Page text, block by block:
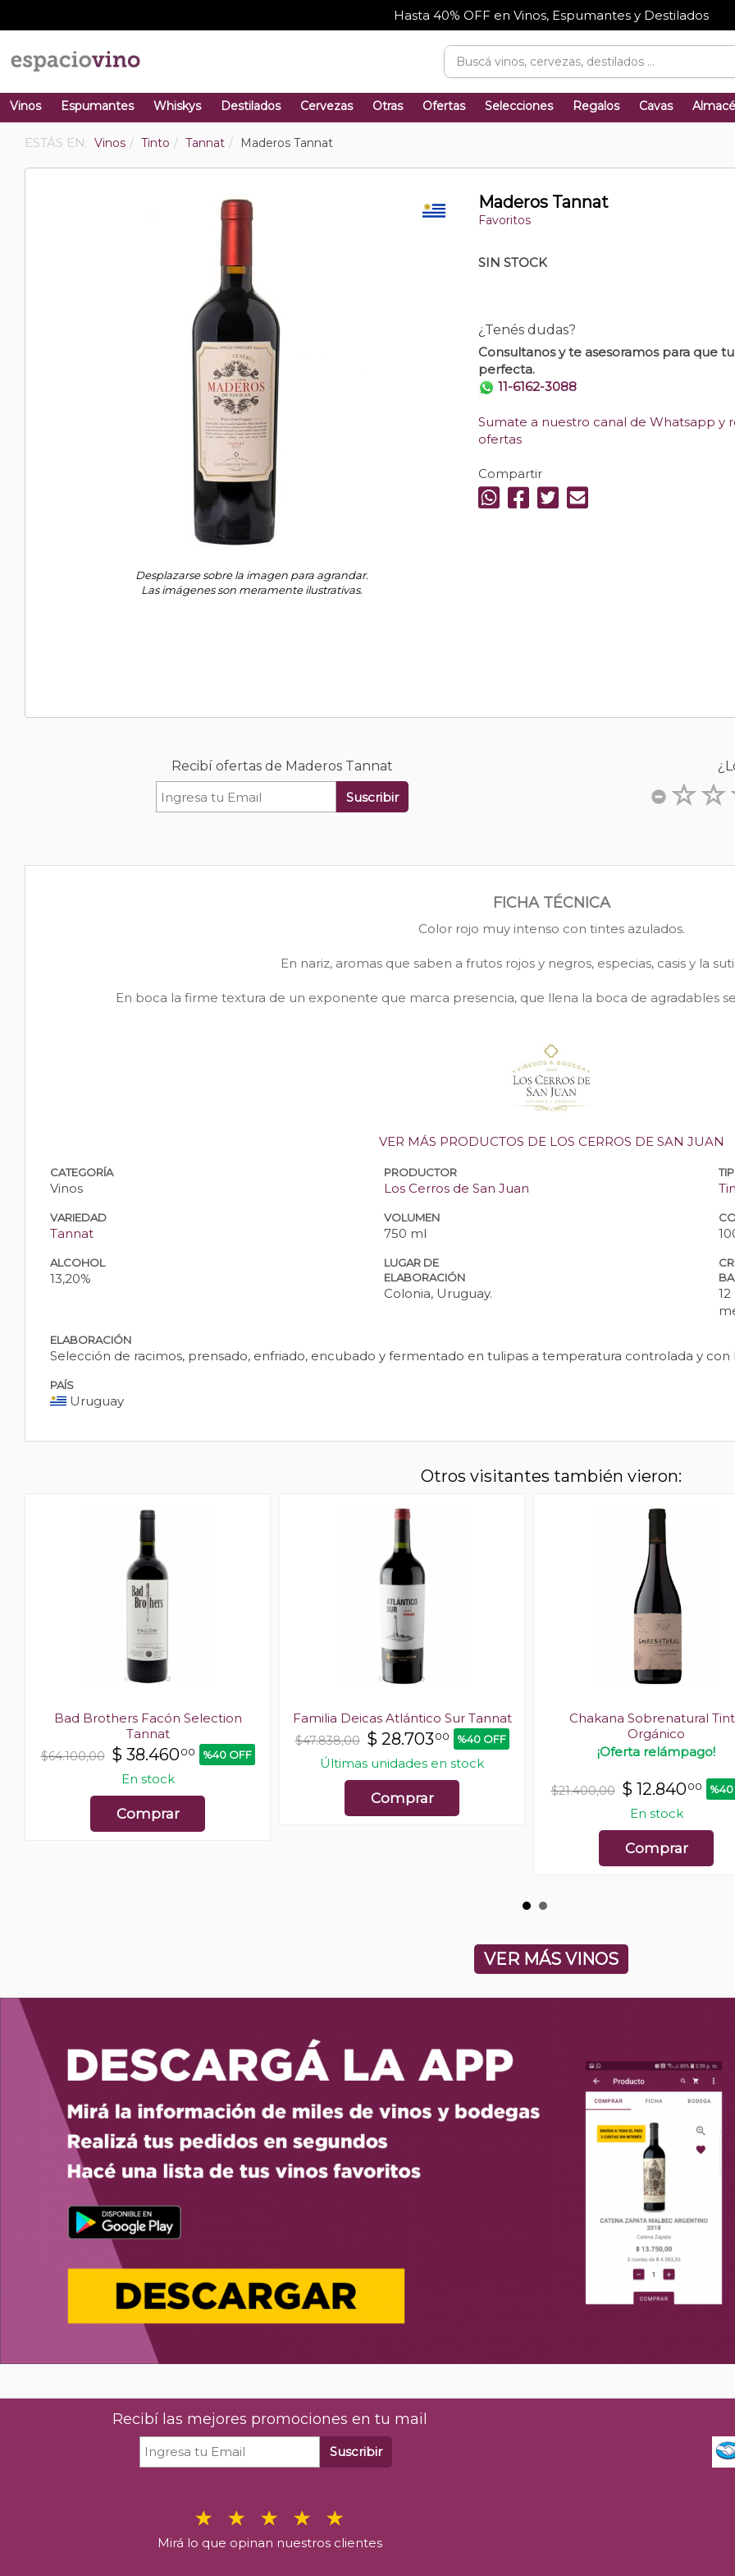
Hasta 40% OFF en Vinos, Espumantes y Destilados
Vinos Espumantes Whiskys Destilados Cervezas Otras Ofertas Selecciones Regalos Cavas
ESTÁS EN: Vinos Tinto Tannat Maderos Tannat
Desplazarse sobre la imagen para agrandar.
Las imágenes son meramente ilustrativas.
Maderos Tannat
Favoritos
SIN STOCK
¿Tenés dudas?
Consultanos y te asesoramos para que
perfecta.
11-6162-3088
Sumate a nuestro canal de Whatsapp y
ofertas
Compartir
Recibí ofertas de Maderos Tannat
Suscribir
FICHA TÉCNICA
Color rojo muy intenso con tintes azulados.
En nariz, aromas que saben a frutos rojos y negros, especias, casis y la
En boca la firme textura de un exponente que marca presencia, que llena la boca de agradables
VER MÁS PRODUCTOS DE LOS CERROS DE SAN JUAN
CATEGORÍA
Vinos
PRODUCTOR
Los Cerros de San Juan
VARIEDAD
Tannat
VOLUMEN
750 ml
ALCOHOL
13,20%
LUGAR DE
ELABORACIÓN
Colonia, Uruguay.
ELABORACIÓN
Selección de racimos, prensado, enfriado, encubado y fermentado en tulipas a temperatura controlada y con
PAÍS
Uruguay
Otros visitantes también vieron:
Bad Brothers Facón Selection
Tannat
$64.100,00 $ 38.46000 %40 OFF
En stock
Comprar
Familia Deicas Atlántico Sur Tannat
$47.838,00 $ 28.703 00 %40 OFF
Últimas unidades en stock
Comprar
Chakana Sobrenatural
Orgánico
¡Oferta relámpago!
$21.400,00 $ 12.84000
En stock
Comprar
VER MÁS VINOS
Recibí las mejores promociones en tu mail
Suscribir
Mirá lo que opinan nuestros clientes